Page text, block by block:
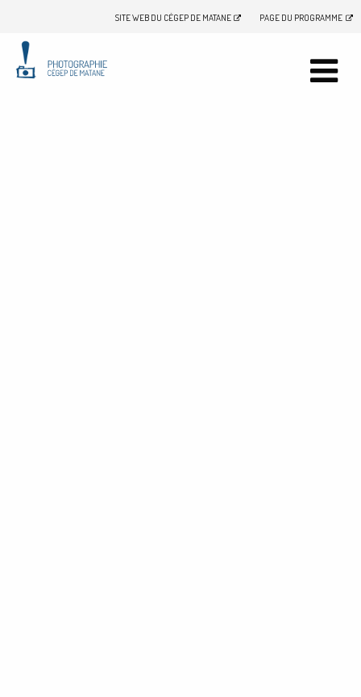
SITE WEB DU CÉGEP DE MATANE PAGE DU PROGRAMME